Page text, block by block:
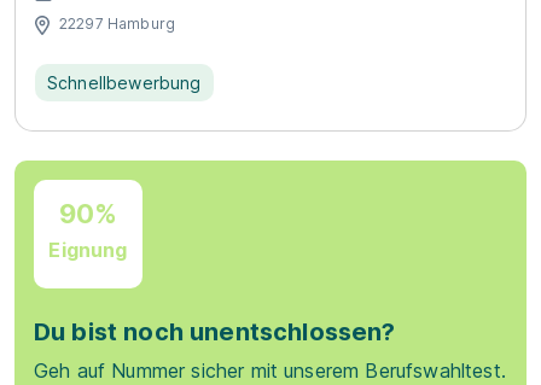
22297 Hamburg
Schnellbewerbung
90%
Eignung
Du bist noch unentschlossen?
Geh auf Nummer sicher mit unserem Berufswahltest.